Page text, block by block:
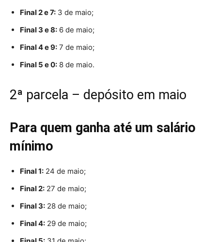
Final 2 e 7: 3 de maio;
Final 3 e 8: 6 de maio;
Final 4 e 9: 7 de maio;
Final 5 e 0: 8 de maio.
2ª parcela – depósito em maio
Para quem ganha até um salário
mínimo
Final 1: 24 de maio;
Final 2: 27 de maio;
Final 3: 28 de maio;
Final 4: 29 de maio;